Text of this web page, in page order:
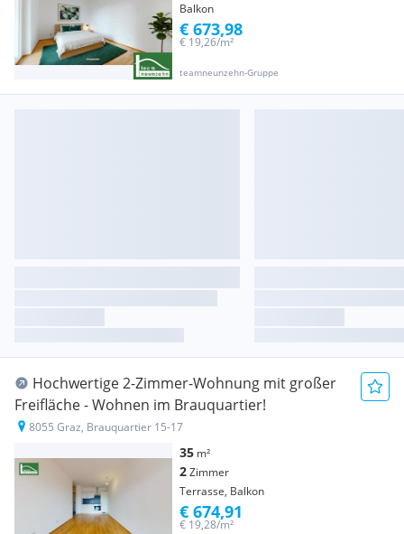
Balkon
teamneunzehn-Gruppe
€ 19,26/m²
€ 673,98
Hochwertige 2-Zimmer-Wohnung mit großer
Freifläche - Wohnen im Brauquartier!
8055 Graz, Brauquartier 15-17
35 m²
2Zimmer
Terrasse, Balkon
€ 19,28/m²
€ 674,91